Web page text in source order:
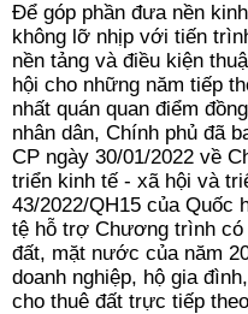
Để góp phần đưa nền
không lỡ nhịp với tiến
nền tảng và điều kiện
hội cho những năm tiếp
nhất quán quan điểm
nhân dân, Chính phủ đã
CP ngày 30/01/2022 về
triển kinh tế - xã hội và
43/2022/QH15 của Quốc
tệ hỗ trợ Chương trình có
đất, mặt nước của năm
doanh nghiệp, hộ gia
cho thuê đất trực tiếp